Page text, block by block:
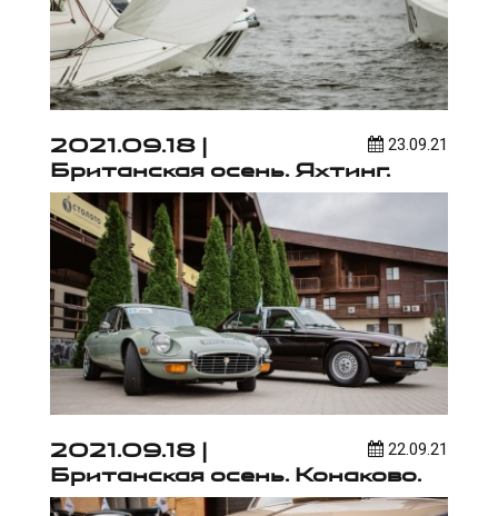
23.09.21
2021.09.18 |
Британская осень. Яхтинг.
22.09.21
2021.09.18 |
Британская осень. Конаково.